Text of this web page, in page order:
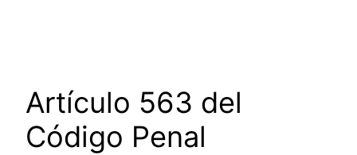
Artículo 563 del
Código Penal